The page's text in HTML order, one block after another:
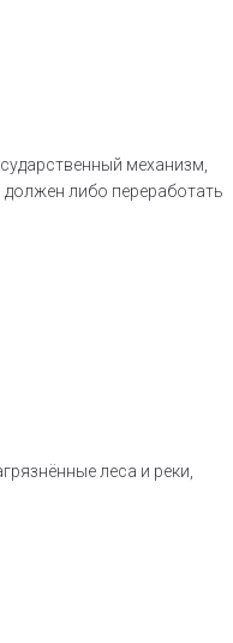
механизм,
либо переработать
леса и реки,